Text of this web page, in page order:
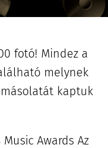
fotó! Mindez a
melynek
kaptuk
Awards Az